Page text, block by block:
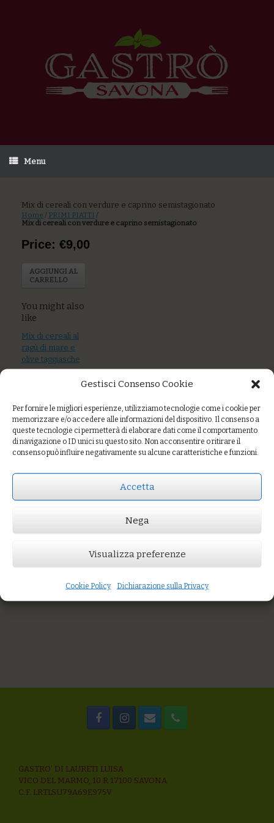
Gestisci Consenso Cookie
Per fornire le migliori esperienze, utilizziamo tecnologie come i cookie per
memorizzare e/o accedere alle informazioni del dispositivo. Il consenso a
queste tecnologie ci permetterà di elaborare dati come il comportamento
di navigazione o ID unici su questo sito. Non acconsentire o ritirare il
consenso può influire negativamente su alcune caratteristiche e funzioni.
Accetta
Nega
Visualizza preferenze
Cookie Policy Dichiarazione sulla Privacy
Menu
Mix di cereali con verdure e caprino semistagionato
Home / PRIMI PIATTI /
Mix di cereali con verdure e caprino semistagionato
AGGIUNGI AL CARRELLO
You might also like
Mix di cerali, pesce azzurro, peperone arrostito, olive
Sedanini al pesto di rucola e mandorle con scamorza filante
Price: €9,00
AGGIUNGI AL
CARRELLO
You might also
like
Mix di cereali al
ragù di mare e
olive taggiasche
pesto
Fagottini al timo
con sugo di
nocciole
GASTRO’ DI LAURETI LUISA
VICO DEL MARMO, 10 R 17100 SAVONA
C.F. LRTLSU79A69E975V